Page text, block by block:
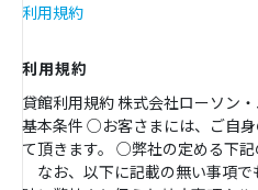
利用規約
利用規約
貸館利用規約 株式会社ローソン
基本条件 ○お客さまには、ご自
て頂きます。 ○弊社の定める下記
なお、以下に記載の無い事項で